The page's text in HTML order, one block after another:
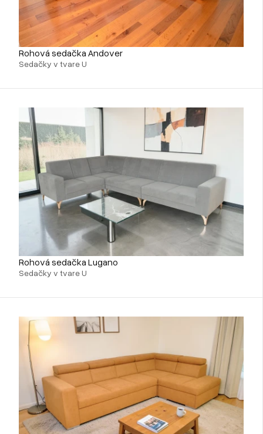
Rohová sedačka Andover
Sedačky v tvare U
Rohová sedačka Lugano
Sedačky v tvare U